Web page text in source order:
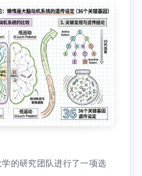
的研究团队进行了一项选